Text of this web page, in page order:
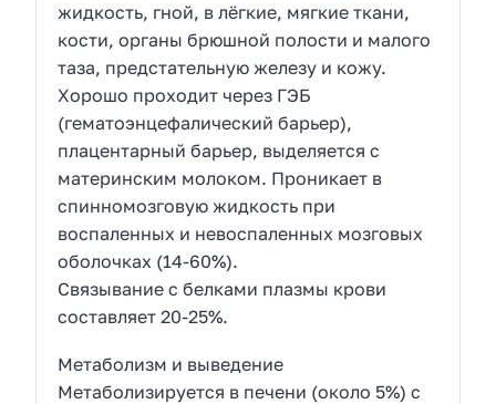
жидкость, гной, в лёгкие, мягкие ткани,
кости, органы брюшной полости и малого
таза, предстательную железу и кожу.
Хорошо проходит через ГЭБ
(гематоэнцефалический барьер),
плацентарный барьер, выделяется с
материнским молоком. Проникает в
спинномозговую жидкость при
воспаленных и невоспаленных мозговых
оболочках (14-60%).
Связывание с белками плазмы крови
составляет 20-25%.
Метаболизм и выведение
Метаболизируется в печени (около 5%) с